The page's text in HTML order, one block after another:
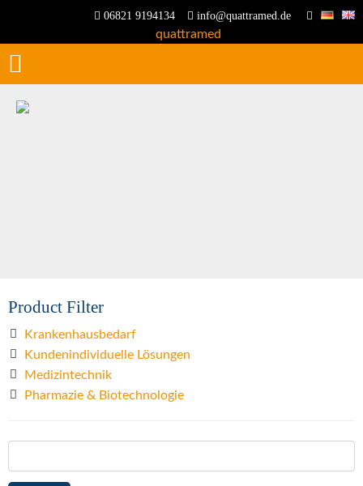
06821 9194134 info@quattramed.de
Product Filter
Krankenhausbedarf
Kundenindividuelle Lösungen
Medizintechnik
Pharmazie & Biotechnologie
Suchen